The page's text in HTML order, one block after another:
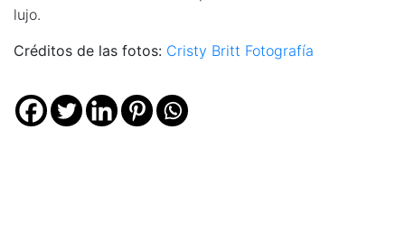
lujo.
Créditos de las fotos: Cristy Britt Fotografía